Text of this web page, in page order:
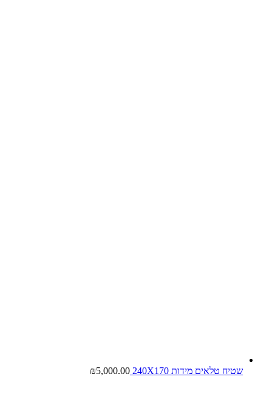
שטיח טלאים מידות 240X170 ₪5,000.00